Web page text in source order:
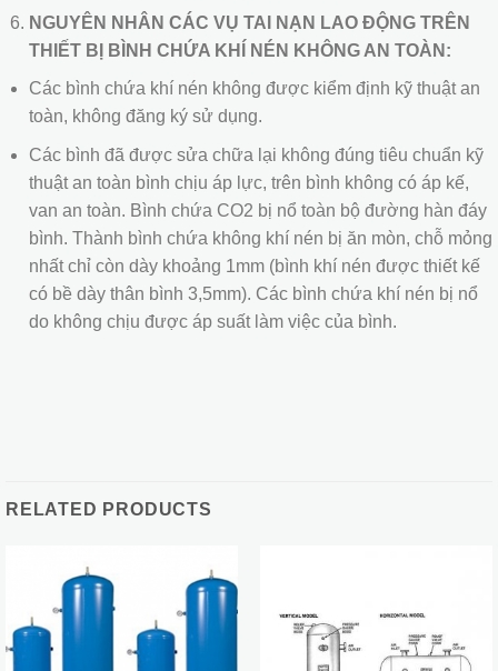
NGUYÊN NHÂN CÁC VỤ TAI NẠN LAO ĐỘNG TRÊN
THIẾT BỊ BÌNH CHỨA KHÍ NÉN KHÔNG AN TOÀN:
Các bình chứa khí nén không được kiểm định kỹ thuật an
toàn, không đăng ký sử dụng.
Các bình đã được sửa chữa lại không đúng tiêu chuẩn kỹ
thuật an toàn bình chịu áp lực, trên bình không có áp kế,
van an toàn. Bình chứa CO2 bị nổ toàn bộ đường hàn đáy
bình. Thành bình chứa không khí nén bị ăn mòn, chỗ mỏng
nhất chỉ còn dày khoảng 1mm (bình khí nén được thiết kế
có bề dày thân bình 3,5mm). Các bình chứa khí nén bị nổ
do không chịu được áp suất làm việc của bình.
RELATED PRODUCTS